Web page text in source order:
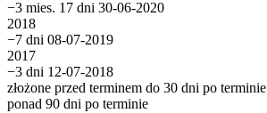
−3 mies. 17 dni 30-06-2020
2018
−7 dni 08-07-2019
2017
−3 dni 12-07-2018
złożone przed terminem do 30 dni po terminie
ponad 90 dni po terminie